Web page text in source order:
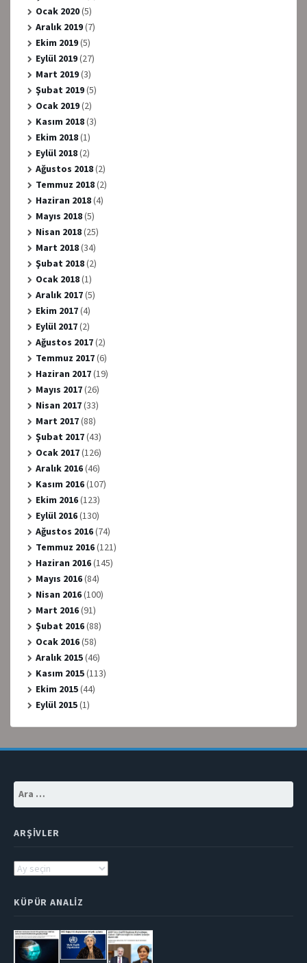
Ocak 2020(5)
Aralık 2019(7)
Ekim 2019(5)
Eylül 2019(27)
Mart 2019(3)
Şubat 2019(5)
Ocak 2019(2)
Kasım 2018(3)
Ekim 2018(1)
Eylül 2018(2)
Ağustos 2018(2)
Temmuz 2018(2)
Haziran 2018(4)
Mayıs 2018(5)
Nisan 2018(25)
Mart 2018(34)
Şubat 2018(2)
Ocak 2018(1)
Aralık 2017(5)
Ekim 2017(4)
Eylül 2017(2)
Ağustos 2017(2)
Temmuz 2017(6)
Haziran 2017(19)
Mayıs 2017(26)
Nisan 2017(33)
Mart 2017(88)
Şubat 2017(43)
Ocak 2017(126)
Aralık 2016(46)
Kasım 2016(107)
Ekim 2016(123)
Eylül 2016(130)
Ağustos 2016(74)
Temmuz 2016(121)
Haziran 2016(145)
Mayıs 2016(84)
Nisan 2016(100)
Mart 2016(91)
Şubat 2016(88)
Ocak 2016(58)
Aralık 2015(46)
Kasım 2015(113)
Ekim 2015(44)
Eylül 2015(1)
ARŞIVLER
Arşivler
KÜPÜR ANALIZ